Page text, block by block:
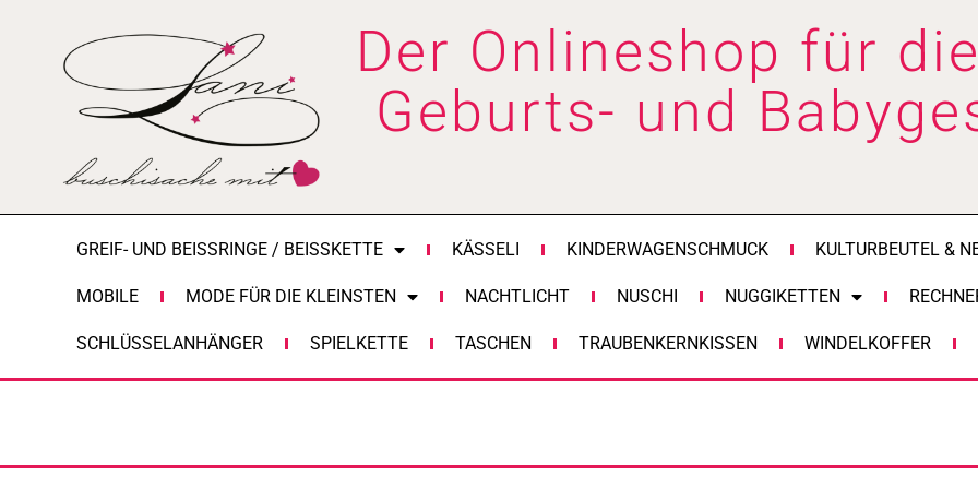
springen
Der Onlineshop für
Geburts- und
GREIF- UND BEISSRINGE / BEISSKETTE KÄSSELI KINDERWAGENSCHMUCK KULTURBEUTEL &
MOBILE MODE FÜR DIE KLEINSTEN NACHTLICHT NUSCHI NUGGIKETTEN
SCHLÜSSELANHÄNGER SPIELKETTE TASCHEN TRAUBENKERNKISSEN WINDELKOFFER